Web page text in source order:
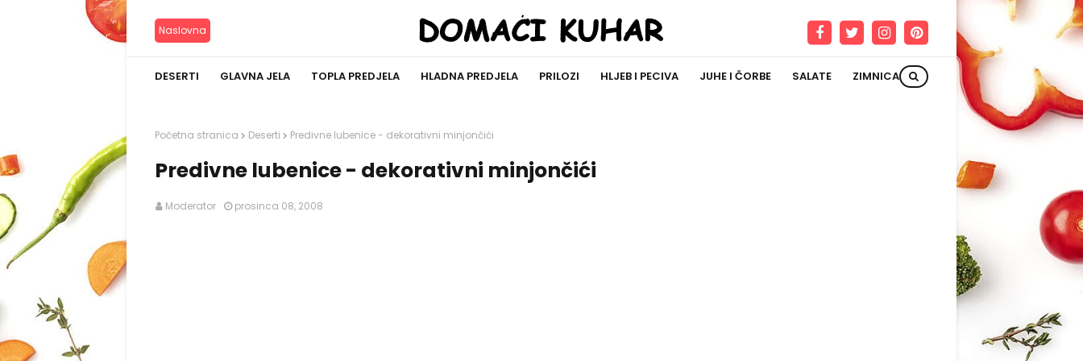
Naslovna
DESERTI GLAVNA JELA TOPLA PREDJELA HLADNA PREDJELA PRILOZI HLJEB I PECIVA JUHE I ČORBE SALATE ZIMNICA
Početna stranica Deserti Predivne lubenice - dekorativni minjončići
Predivne lubenice - dekorativni minjončići
Moderator prosinca 08, 2008